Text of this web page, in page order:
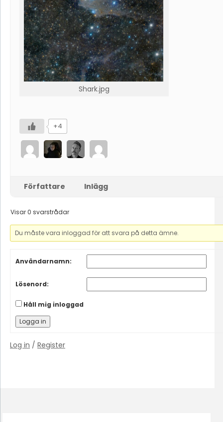
Shark.jpg
+4
Författare Inlägg
Visar 0 svarstrådar
Du måste vara inloggad för att svara på detta ämne.
Användarnamn:
Lösenord:
Håll mig inloggad
Logga in
Log in / Register